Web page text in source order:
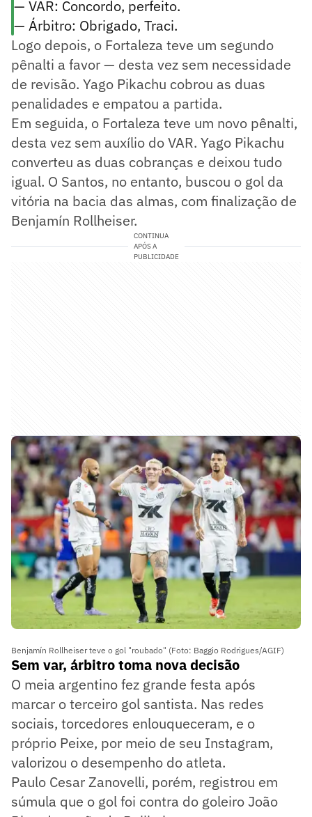
— VAR: Concordo, perfeito.
— Árbitro: Obrigado, Traci.
Logo depois, o Fortaleza teve um segundo
pênalti a favor — desta vez sem necessidade
de revisão. Yago Pikachu cobrou as duas
penalidades e empatou a partida.
Em seguida, o Fortaleza teve um novo pênalti,
desta vez sem auxílio do VAR. Yago Pikachu
converteu as duas cobranças e deixou tudo
igual. O Santos, no entanto, buscou o gol da
vitória na bacia das almas, com finalização de
Benjamín Rollheiser.
CONTINUA
APÓS A
PUBLICIDADE
Benjamín Rollheiser teve o gol "roubado" (Foto: Baggio Rodrigues/AGIF)
Sem var, árbitro toma nova decisão
O meia argentino fez grande festa após
marcar o terceiro gol santista. Nas redes
sociais, torcedores enlouqueceram, e o
próprio Peixe, por meio de seu Instagram,
valorizou o desempenho do atleta.
Paulo Cesar Zanovelli, porém, registrou em
súmula que o gol foi contra do goleiro João